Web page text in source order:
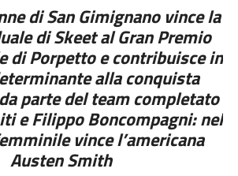
di San Gimignano vince la
di Skeet al Gran Premio
di Porpetto e contribuisce in
alla conquista
parte del team completato
e Filippo Boncompagni: nel
vince l’americana
Austen Smith